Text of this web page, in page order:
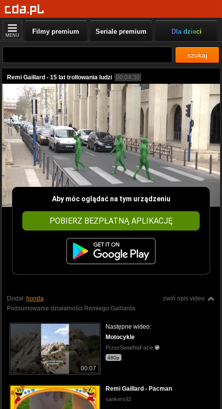
MENU Filmy premium Seriale premium Dla dzieci
szukaj
Remi Gaillard - 15 lat trollowania ludzi 00:04:30
Aby móc oglądać na tym urządzeniu
POBIERZ BEZPŁATNĄ APLIKACJĘ
zwiń opis video
Dodał: honda
Podsumowanie działalności Remiego Gaillarda
00:07
Następne wideo:
Motocykle
PrzezSwiatNaFazie
480p
Remi Gaillard - Pacman
sankers92